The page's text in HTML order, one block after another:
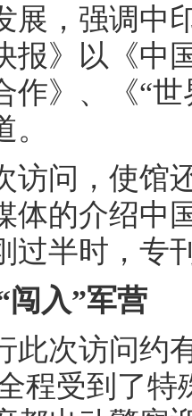
展，强调中
报》以《中
作》、《“
问，使馆还
体的介绍中
过半时，专
闯入”军营
次访问约有
程受到了